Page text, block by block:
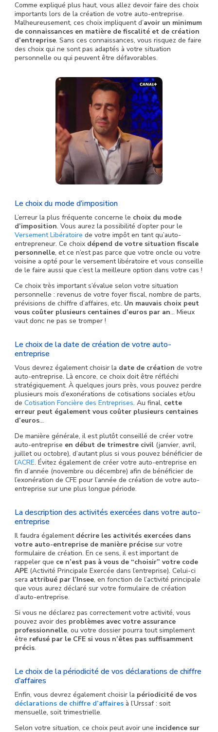
Comme expliqué plus haut, vous allez devoir faire des choix
importants lors de la création de votre auto-entreprise.
Malheureusement, ces choix impliquent d’avoir un minimum
de connaissances en matière de fiscalité et de création
d’entreprise. Sans ces connaissances, vous risquez de faire
des choix qui ne sont pas adaptés à votre situation
personnelle ou qui peuvent être défavorables.
Le choix du mode d’imposition
L’erreur la plus fréquente concerne le choix du mode
d’imposition. Vous aurez la possibilité d’opter pour le
Versement Libératoire de votre impôt en tant qu’auto-
entrepreneur. Ce choix dépend de votre situation fiscale
personnelle, et ce n’est pas parce que votre oncle ou votre
voisine a opté pour le versement libératoire et vous conseille
de le faire aussi que c’est la meilleure option dans votre cas !
Ce choix très important s’évalue selon votre situation
personnelle : revenus de votre foyer fiscal, nombre de parts,
prévisions de chiffre d’affaires, etc. Un mauvais choix peut
vous coûter plusieurs centaines d’euros par an… Mieux
vaut donc ne pas se tromper !
Le choix de la date de création de votre auto-
entreprise
Vous devrez également choisir la date de création de votre
auto-entreprise. Là encore, ce choix doit être réfléchi
stratégiquement. À quelques jours près, vous pouvez perdre
plusieurs mois d’exonérations de cotisations sociales et/ou
de Cotisation Foncière des Entreprises. Au final, cette
erreur peut également vous coûter plusieurs centaines
d’euros…
De manière générale, il est plutôt conseillé de créer votre
auto-entreprise en début de trimestre civil (janvier, avril,
juillet ou octobre), d’autant plus si vous pouvez bénéficier de
l’ACRE. Évitez également de créer votre auto-entreprise en
fin d’année (novembre ou décembre) afin de bénéficier de
l’exonération de CFE pour l’année de création de votre auto-
entreprise sur une plus longue période.
La description des activités exercées dans votre auto-
entreprise
Il faudra également décrire les activités exercées dans
votre auto-entreprise de manière précise sur votre
formulaire de création. En ce sens, il est important de
rappeler que ce n’est pas à vous de “choisir” votre code
APE (Activité Principale Exercée dans l’entreprise). Celui-ci
sera attribué par l’Insee, en fonction de l’activité principale
que vous aurez déclaré sur votre formulaire de création
d’auto-entreprise.
Si vous ne déclarez pas correctement votre activité, vous
pouvez avoir des problèmes avec votre assurance
professionnelle, ou votre dossier pourra tout simplement
être refusé par le CFE si vous n’êtes pas suffisamment
précis.
Le choix de la périodicité de vos déclarations de chiffre
d’affaires
Enfin, vous devrez également choisir la périodicité de vos
déclarations de chiffre d’affaires à l’Urssaf : soit
mensuelle, soit trimestrielle.
Selon votre situation, ce choix peut avoir une incidence sur